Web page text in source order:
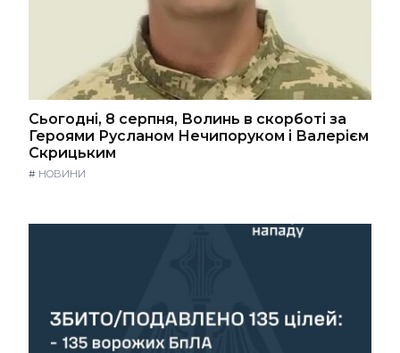
Сьогодні, 8 серпня, Волинь в скорботі за
Героями Русланом Нечипоруком і Валерієм
Скрицьким
# НОВИНИ